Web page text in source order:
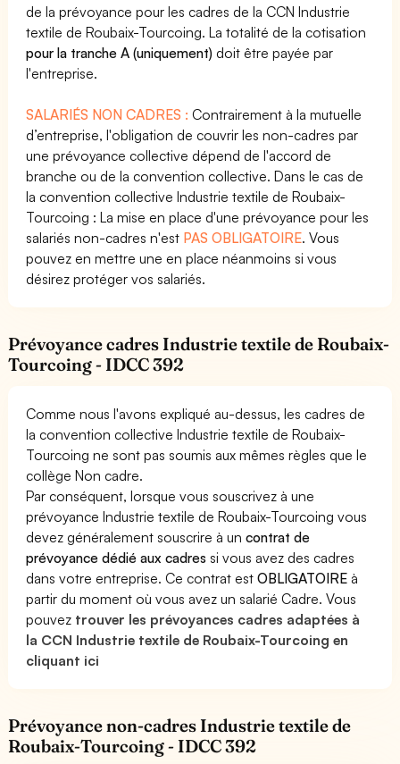
de la prévoyance pour les cadres de la CCN Industrie
textile de Roubaix-Tourcoing. La totalité de la cotisation
pour la tranche A (uniquement) doit être payée par
l'entreprise.
SALARIÉS NON CADRES : Contrairement à la mutuelle
d’entreprise, l'obligation de couvrir les non-cadres par
une prévoyance collective dépend de l'accord de
branche ou de la convention collective. Dans le cas de
la convention collective Industrie textile de Roubaix-
Tourcoing : La mise en place d'une prévoyance pour les
salariés non-cadres n'est PAS OBLIGATOIRE. Vous
pouvez en mettre une en place néanmoins si vous
désirez protéger vos salariés.
Prévoyance cadres Industrie textile de Roubaix-
Tourcoing - IDCC 392
Comme nous l'avons expliqué au-dessus, les cadres de
la convention collective Industrie textile de Roubaix-
Tourcoing ne sont pas soumis aux mêmes règles que le
collège Non cadre.
Par conséquent, lorsque vous souscrivez à une
prévoyance Industrie textile de Roubaix-Tourcoing vous
devez généralement souscrire à uncontrat de
prévoyance dédié aux cadres si vous avez des cadres
dans votre entreprise. Ce contrat estOBLIGATOIRE à
partir du moment où vous avez un salarié Cadre. Vous
pouvez trouver les prévoyances cadres adaptées à
la CCN Industrie textile de Roubaix-Tourcoing en
cliquant ici
Prévoyance non-cadres Industrie textile de
Roubaix-Tourcoing - IDCC 392